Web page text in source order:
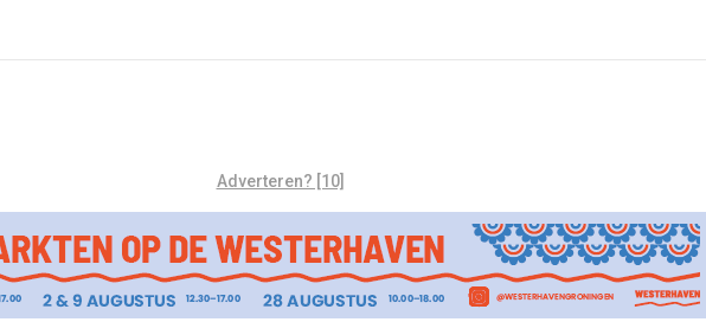
Adverteren? [10]